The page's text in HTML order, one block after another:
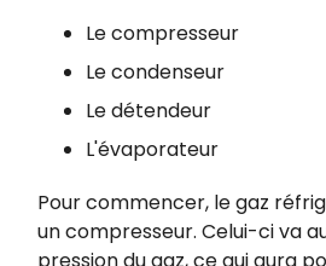
Le compresseur
Le condenseur
Le détendeur
L'évaporateur
Pour commencer, le gaz
un compresseur. Celui-ci va
pression du gaz, ce qui aura